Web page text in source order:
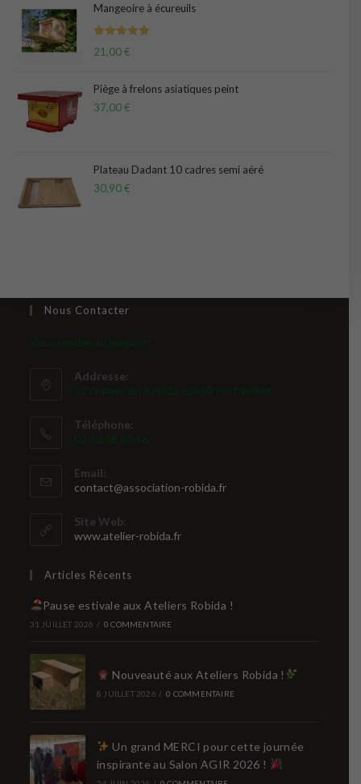
Mangeoire à écureuils
Note 5.00
21,00€
Piège à frelons asiatiques peint
37,00€
Plateau Dadant 10 cadres semi aéré
30,90€
Nous Contacter
Vous rendre au magasin
Addresse:
22 chemin de Robida 53410 Port-Brillet
Téléphone:
02 43 68 80 16
Email:
contact@association-robida.frS’ouvre
Site Web:
www.atelier-robida.fr
Articles Récents
Pause estivale aux Ateliers Robida !
31 JUILLET 2026 / 0 COMMENTAIRE
Nouveauté aux Ateliers Robida !
8 JUILLET 2026 / 0 COMMENTAIRE
Un grand MERCI pour cette journée
inspirante au Salon AGIR 2026 !